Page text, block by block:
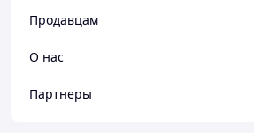
Продавцам
О нас
Партнеры